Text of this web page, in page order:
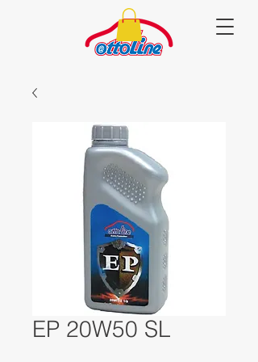
EP 20W50 SL